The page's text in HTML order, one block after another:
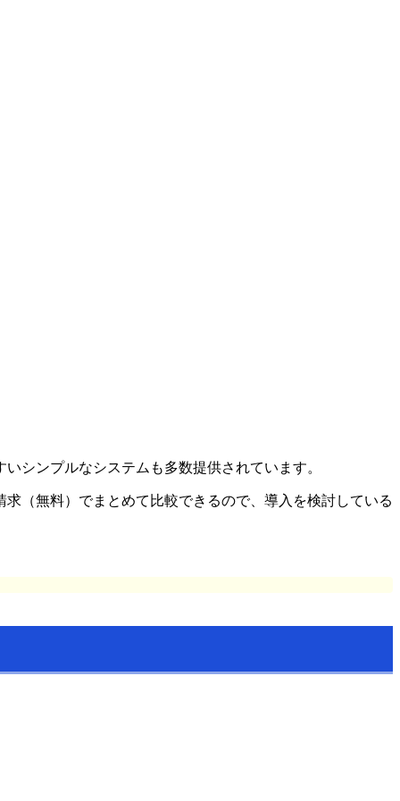
シンプルなシステムも多数提供されています。
（無料）でまとめて比較できるので、導入を検討している